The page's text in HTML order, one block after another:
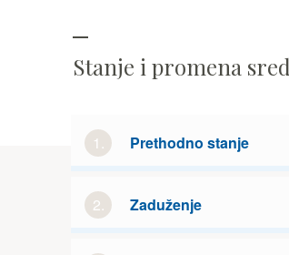
Stanje i promena
1. Prethodno stanje
2. Zaduženje